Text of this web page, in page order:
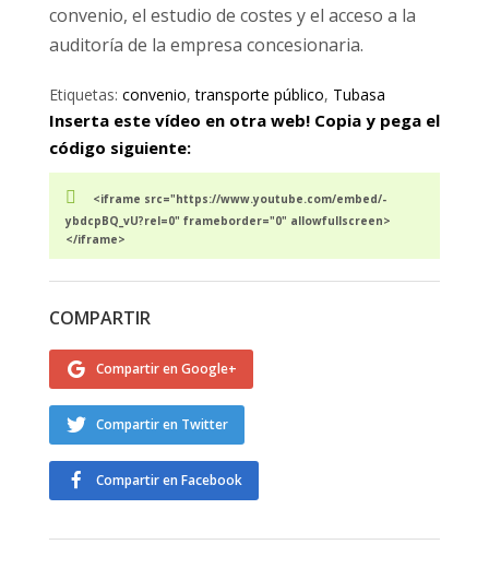
convenio, el estudio de costes y el acceso a la
auditoría de la empresa concesionaria.
Etiquetas: convenio,transporte público, Tubasa
Inserta este vídeo en otra web! Copia y pega el
código siguiente:
<iframe src="https://www.youtube.com/embed/-
ybdcpBQ_vU?rel=0" frameborder="0" allowfullscreen>
</iframe>
COMPARTIR
Compartir en Google+
Compartir en Twitter
Compartir en Facebook